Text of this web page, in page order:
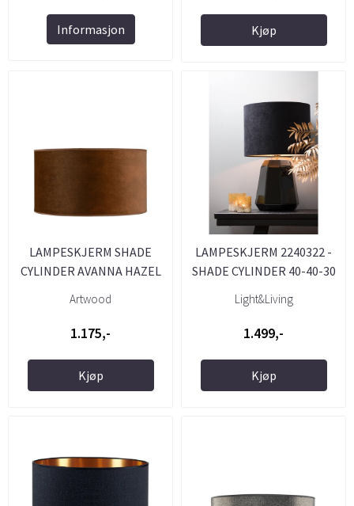
Informasjon Kjøp
LAMPESKJERM SHADE
CYLINDER AVANNA HAZEL
Artwood
1.175,-
Kjøp
LAMPESKJERM 2240322 -
SHADE CYLINDER 40-40-30
Light&Living
1.499,-
Kjøp